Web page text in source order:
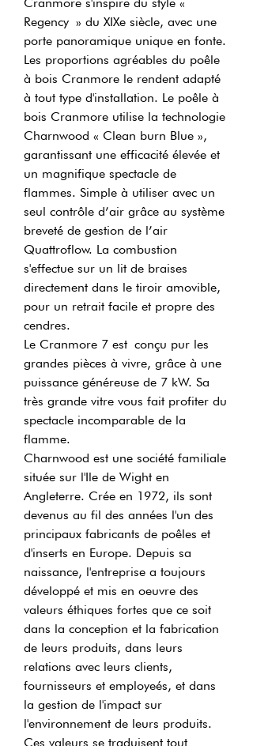
Regency » du XIXe siècle, avec une
porte panoramique unique en fonte.
Les proportions agréables du poêle
à bois Cranmore le rendent adapté
à tout type d'installation. Le poêle à
bois Cranmore utilise la technologie
Charnwood « Clean burn Blue »,
garantissant une efficacité élevée et
un magnifique spectacle de
flammes. Simple à utiliser avec un
seul contrôle d’air grâce au système
breveté de gestion de l’air
Quattroflow. La combustion
s'effectue sur un lit de braises
directement dans le tiroir amovible,
pour un retrait facile et propre des
cendres.
Le Cranmore 7 est conçu pur les
grandes pièces à vivre, grâce à une
puissance généreuse de 7 kW. Sa
très grande vitre vous fait profiter du
spectacle incomparable de la
flamme.
Charnwood est une société familiale
située sur l'Ile de Wight en
Angleterre. Crée en 1972, ils sont
devenus au fil des années l'un des
principaux fabricants de poêles et
d'inserts en Europe. Depuis sa
naissance, l'entreprise a toujours
développé et mis en oeuvre des
valeurs éthiques fortes que ce soit
dans la conception et la fabrication
de leurs produits, dans leurs
relations avec leurs clients,
fournisseurs et employeés, et dans
la gestion de l'impact sur
l'environnement de leurs produits.
Ces valeurs se traduisent tout